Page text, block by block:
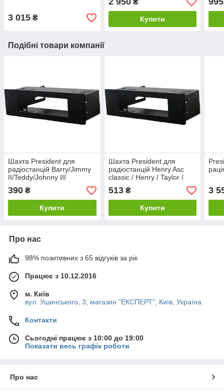
3 015 ₴
₴
Купити
Подібні товари компанії
Шахта President для
радіостанцій Barry/Jimmy
II/Teddy/Johnny III
ASC/Tuman ASC/Harry III
ASC
390 ₴
Купити
Шахта President для
радіостанцій Henry Asc
classic / Henry / Taylor /
513₴
Купити
3
Про нас
98% позитивних з 65 відгуків за рік
Працює з 10.12.2016
м. Київ
вул. Ушинського, 3; магазин "ЕКСПЕРТ", Київ, Україна
Контакти
Сьогодні працює з 10:00 до 19:00
Показати весь графік роботи
Про нас